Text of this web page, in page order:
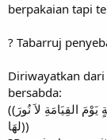
berpakaian tapi
? Tabarruj
Diriwayatkan dari
bersabda:
((مَثَلُ الرَّافِلَةِ في الزِّينَةِ في غَيْرِ أهْلِهَا ، كَمَثَلِ ظُلْمَةٍ يَوْمَ القِيَامَةِ لاَ نُورَ
لهَا))